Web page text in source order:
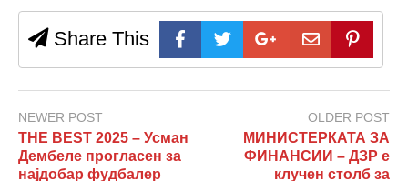
Share This
NEWER POST
THE BEST 2025 – Усман
Дембеле прогласен за
најдобар фудбалер
OLDER POST
МИНИСТЕРКАТА ЗА
ФИНАНСИИ – ДЗР е
клучен столб за